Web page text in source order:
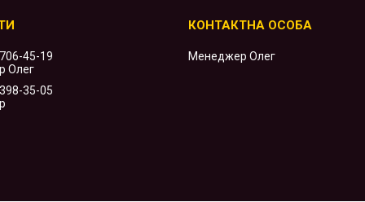
45-19
Олег
35-05
Менеджер Олег